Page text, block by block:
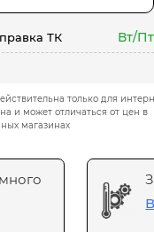
ТК Вт/Пт
только для
и может отличаться от цен в
магазинах